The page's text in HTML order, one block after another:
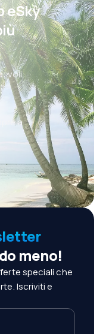
eSky
voli,
a
meno!
speciali che
Iscriviti e